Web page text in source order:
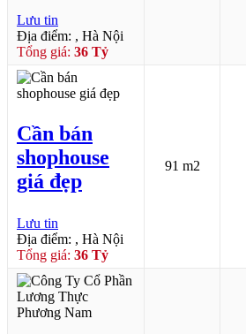
Lưu tin
Địa điểm: , Hà Nội
Tổng giá: 36 Tỷ
Cần bán
shophouse
giá đẹp
Lưu tin
Địa điểm: , Hà Nội
Tổng giá: 36 Tỷ
91 m2